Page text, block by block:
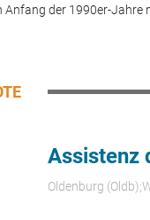
der 1990er-Jahre
Assistenz
Oldenburg